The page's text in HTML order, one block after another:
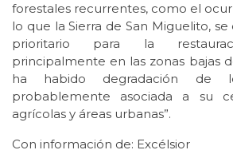
forestales recurrentes, como el
lo que la Sierra de San Miguelito, se
prioritario para la
principalmente en las zonas bajas
ha habido degradación de
probablemente asociada a su
agrícolas y áreas urbanas”.
Con información de: Excélsior